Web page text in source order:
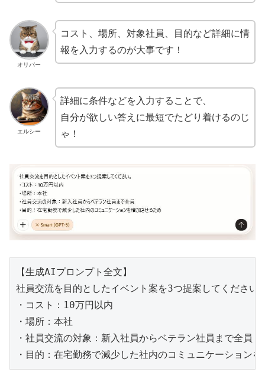
オリバー
コスト、場所、対象社員、目的など詳細に情
報を入力するのが大事です！
エルシー
詳細に条件などを入力することで、
自分が欲しい答えに最短でたどり着けるのじ
ゃ！
【生成AIプロンプト全文】
社員交流を目的としたイベント案を3つ提案してください
・コスト：10万円以内
・場所：本社
・社員交流の対象：新入社員からベテラン社員まで全員
・目的：在宅勤務で減少した社内のコミュニケーション